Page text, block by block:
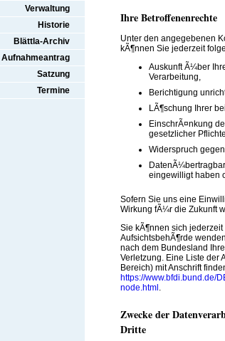
Verwaltung
Historie
Blättla-Archiv
Aufnahmeantrag
Satzung
Termine
Ihre Betroffenenrechte
Unter den angegebenen
kÃ¶nnen Sie jederzeit
Auskunft Ã¼ber
Verarbeitung,
Berichtigung
LÃ¶schung Ihrer
EinschrÃ¤nkung
gesetzlicher
Widerspruch
eingewilligt haben
Sofern Sie uns eine
Wirkung fÃ¼r die Zukunft
Sie kÃ¶nnen sich
AufsichtsbehÃ¶rde
nach dem Bundesland
Verletzung. Eine Liste der
Bereich) mit Anschrift
https://www.bfdi.bund.de/
node.html .
Zwecke der
Dritte